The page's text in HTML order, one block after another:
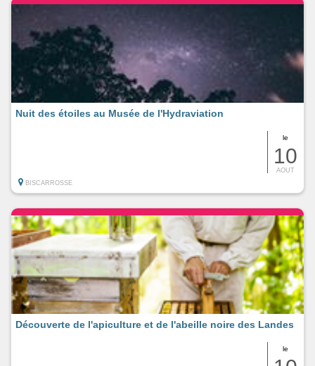
le
10
AOUT
Nuit des étoiles au Musée de l'Hydraviation
BISCARROSSE
le
Découverte de l'apiculture et de l'abeille noire des Landes